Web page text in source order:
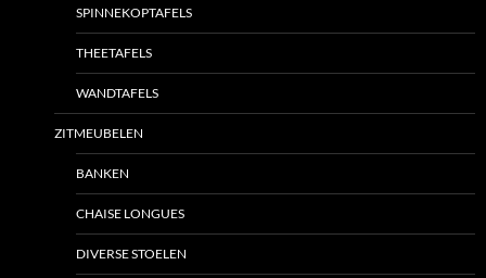
SPINNEKOPTAFELS
THEETAFELS
WANDTAFELS
ZITMEUBELEN
BANKEN
CHAISE LONGUES
DIVERSE STOELEN